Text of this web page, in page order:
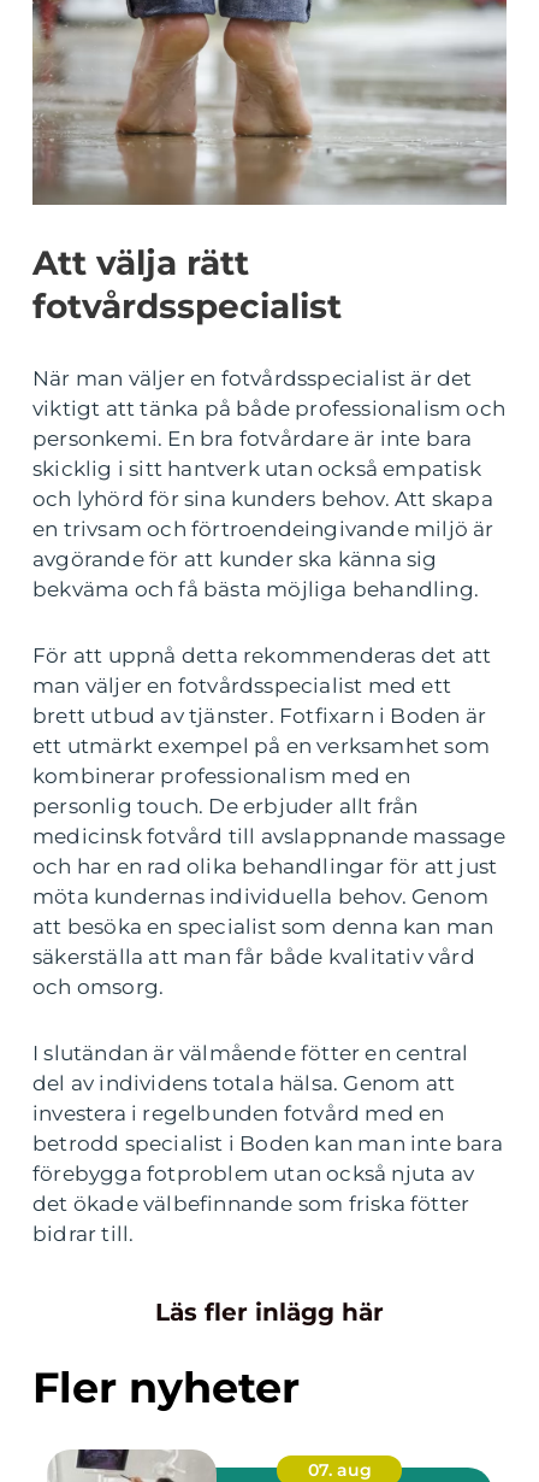
Att välja rätt
fotvårdsspecialist
När man väljer en fotvårdsspecialist är det
viktigt att tänka på både professionalism och
personkemi. En bra fotvårdare är inte bara
skicklig i sitt hantverk utan också empatisk
och lyhörd för sina kunders behov. Att skapa
en trivsam och förtroendeingivande miljö är
avgörande för att kunder ska känna sig
bekväma och få bästa möjliga behandling.
För att uppnå detta rekommenderas det att
man väljer en fotvårdsspecialist med ett
brett utbud av tjänster. Fotfixarn i Boden är
ett utmärkt exempel på en verksamhet som
kombinerar professionalism med en
personlig touch. De erbjuder allt från
medicinsk fotvård till avslappnande massage
och har en rad olika behandlingar för att just
möta kundernas individuella behov. Genom
att besöka en specialist som denna kan man
säkerställa att man får både kvalitativ vård
och omsorg.
I slutändan är välmående fötter en central
del av individens totala hälsa. Genom att
investera i regelbunden fotvård med en
betrodd specialist i Boden kan man inte bara
förebygga fotproblem utan också njuta av
det ökade välbefinnande som friska fötter
bidrar till.
Läs fler inlägg här
Fler nyheter
07. aug